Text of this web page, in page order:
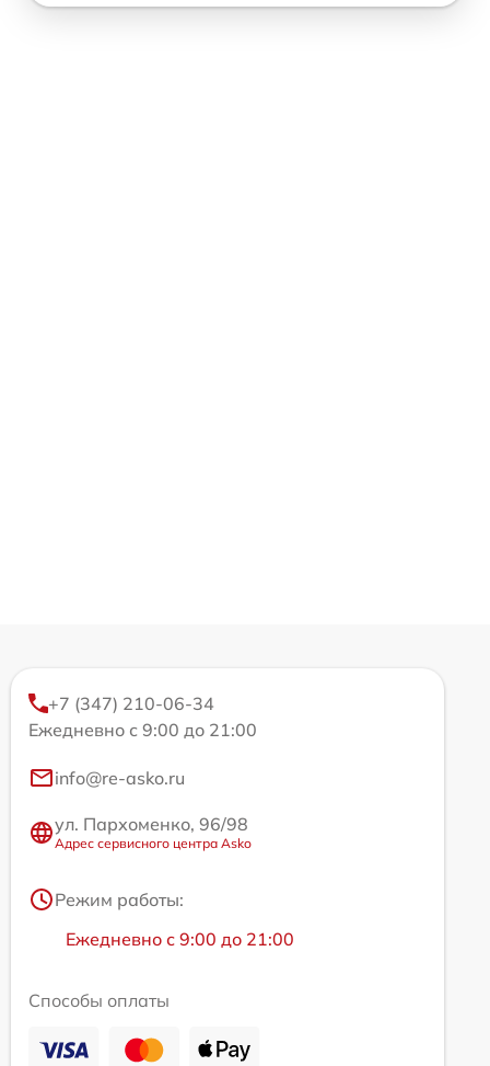
+7 (347) 210-06-34
Ежедневно с 9:00 до 21:00
info@re-asko.ru
ул. Пархоменко, 96/98
Адрес сервисного центра Asko
Режим работы:
Ежедневно с 9:00 до 21:00
Способы оплаты